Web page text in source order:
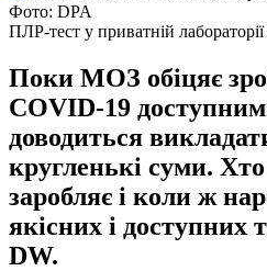
Фото: DPA
ПЛР-тест у приватній
Поки МОЗ обіцяє
COVID-19
доводиться
кругленькі суми.
заробляє і коли ж
якісних і доступних
DW.